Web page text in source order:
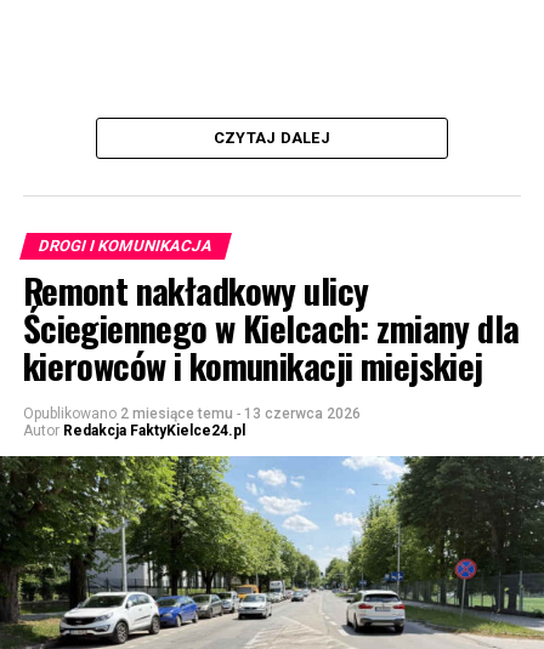
CZYTAJ DALEJ
DROGI I KOMUNIKACJA
Remont nakładkowy ulicy
Ściegiennego w Kielcach: zmiany dla
kierowców i komunikacji miejskiej
Opublikowano 2 miesiące temu - 13 czerwca 2026
Autor Redakcja FaktyKielce24.pl